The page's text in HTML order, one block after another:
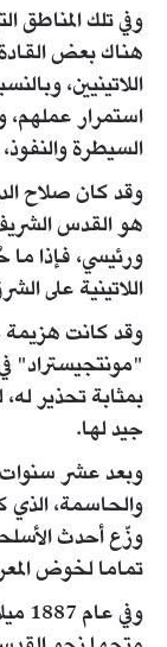
وفي تلك
هناك بعض
اللاتينيين،
استمرار عملهم،
السيطرة
وقد كان صلاح
هو القدس
ورئيسي، فإذا
اللاتينية على
وقد كانت
بمثابة تحذير
جيد لها.
وبعد عشر سنوات
والحاسمة، الذي
وزّع أحدث
تماما لخوض